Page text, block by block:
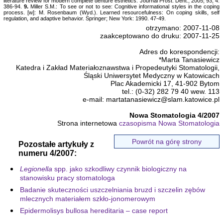
386-94. 9.Miller S.M.: To see or not to see: Cognitive informational styles in the coping
process. [w]: M. Rosenbaum (Wyd.). Learned resourcefulness: On coping skills, self
regulation, and adaptive behavior. Springer; New York: 1990. 47-49.
otrzymano: 2007-11-08
zaakceptowano do druku: 2007-11-25
Adres do korespondencji:
*Marta Tanasiewicz
Katedra i Zakład Materiałoznawstwa i Propedeutyki Stomatologii,
Śląski Uniwersytet Medyczny w Katowicach
Plac Akademicki 17, 41-902 Bytom
tel.: (0-32) 282 79 40 wew. 113
e-mail: martatanasiewicz@slam.katowice.pl
Nowa Stomatologia 4/2007
Strona internetowaczasopisma Nowa Stomatologia
Powrót na górę strony
Pozostałe artykuły z
numeru 4/2007:
Legionellaspp. jako szkodliwy czynnik biologiczny na
stanowisku pracy stomatologa
Badanie skuteczności uszczelniania bruzd i szczelin zębów
mlecznych materiałem szkło-jonomerowym
Epidermolisys bullosa hereditaria – case report